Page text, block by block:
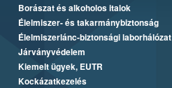
Borászat és alkoholos italok
Élelmiszer- és takarmánybiztonság
Élelmiszerlánc-biztonsági laborhálózat
Járványvédelem
Kiemelt ügyek, EUTR
Kockázatkezelés